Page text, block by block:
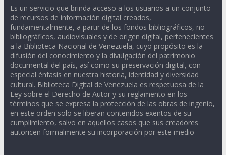
Es un servicio que brinda acceso a los usuarios a un conjunto
de recursos de información digital creados,
fundamentalmente, a partir de los fondos bibliográficos, no
bibliográficos, audiovisuales y de origen digital, pertenecientes
a la Biblioteca Nacional de Venezuela, cuyo propósito es la
difusión del conocimiento y la divulgación del patrimonio
documental del país, así como su preservación digital, con
especial énfasis en nuestra historia, identidad y diversidad
cultural. Biblioteca Digital de Venezuela es respetuosa de la
Ley sobre el Derecho de Autor y su reglamento en los
términos que se expresa la protección de las obras de ingenio,
en este orden solo se liberan contenidos exentos de su
cumplimiento, salvo en aquellos casos que sus creadores
autoricen formalmente su incorporación por este medio